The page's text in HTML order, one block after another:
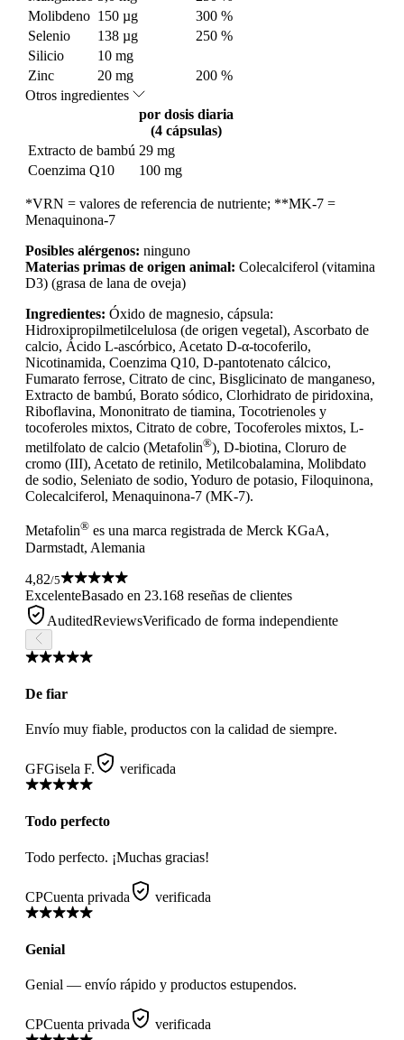
Molibdeno 150 µg
300 %
Selenio
138 µg
250 %
Silicio
10 mg
Zinc
20 mg
200 %
Otros ingredientes
por dosis diaria
(4 cápsulas)
Extracto de bambú 29 mg
Coenzima Q10
100 mg
*VRN = valores de referencia de nutriente; **MK-7 =
Menaquinona-7
Posibles alérgenos: ninguno
Materias primas de origen animal: Colecalciferol (vitamina
D3) (grasa de lana de oveja)
Ingredientes: Óxido de magnesio, cápsula:
Hidroxipropilmetilcelulosa (de origen vegetal), Ascorbato de
calcio, Ácido L-ascórbico, Acetato D-α-tocoferilo,
Nicotinamida, Coenzima Q10, D-pantotenato cálcico,
Fumarato ferrose, Citrato de cinc, Bisglicinato de manganeso,
Extracto de bambú, Borato sódico, Clorhidrato de piridoxina,
Riboflavina, Mononitrato de tiamina, Tocotrienoles y
tocoferoles mixtos, Citrato de cobre, Tocoferoles mixtos, L-
metilfolato de calcio (Metafolin®), D-biotina, Cloruro de
cromo (III), Acetato de retinilo, Metilcobalamina, Molibdato
de sodio, Seleniato de sodio, Yoduro de potasio, Filoquinona,
Colecalciferol, Menaquinona-7 (MK-7).
Metafolin® es una marca registrada de Merck KGaA,
Darmstadt, Alemania
4,82/5
ExcelenteBasado en 23.168 reseñas de clientes
AuditedReviewsVerificado de forma independiente
De fiar
Envío muy fiable, productos con la calidad de siempre.
GFGisela F. verificada
Todo perfecto
Todo perfecto. ¡Muchas gracias!
CPCuenta privada verificada
Genial
Genial — envío rápido y productos estupendos.
CPCuenta privada verificada